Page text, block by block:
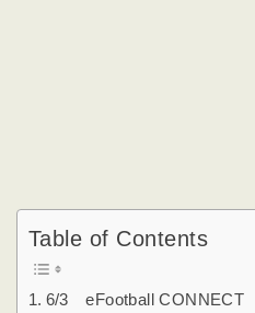
Table of Contents
6/3 eFootball CONNECT